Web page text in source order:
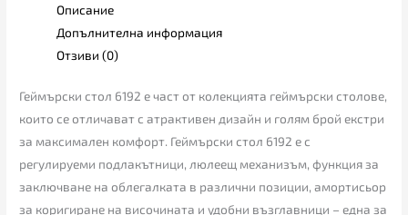
Описание
Допълнителна информация
Отзиви (0)
Геймърски стол 6192 е част от колекцията геймърски столове,
които се отличават с атрактивен дизайн и голям брой екстри
за максимален комфорт. Геймърски стол 6192 е с
регулируеми подлакътници, люлеещ механизъм, функция за
заключване на облегалката в различни позиции, амортисьор
за коригиране на височината и удобни възглавници – една за